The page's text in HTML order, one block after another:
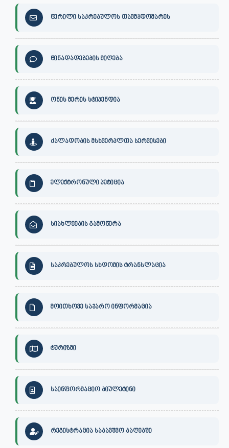
წერილი საკრებულოს თავმჯდომარეს
წინადადებების მიღება
ონის მერის სტიპენდია
ძალადობის მსხვერპლთა სერვისები
ელექტრონული პეტიცია
სიახლეების გამოწერა
საკრებულოს სხდომის ტრანსლაცია
მოითხოვე საჯარო ინფორმაცია
ტურიზმი
საინფორმაციო ბიულეტინი
რეგისტრაცია საბავშვო ბაღებში